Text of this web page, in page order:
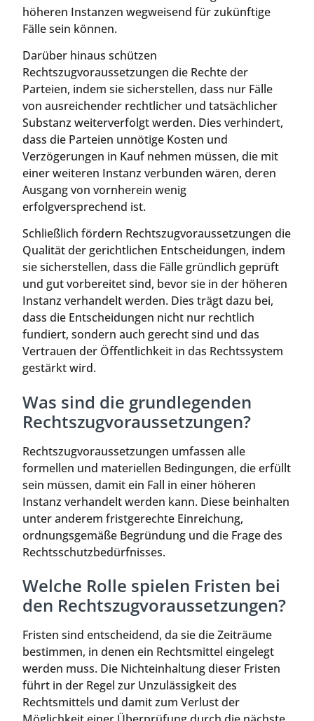
höheren Instanzen wegweisend für zukünftige
Fälle sein können.
Darüber hinaus schützen
Rechtszugvoraussetzungen die Rechte der
Parteien, indem sie sicherstellen, dass nur Fälle
von ausreichender rechtlicher und tatsächlicher
Substanz weiterverfolgt werden. Dies verhindert,
dass die Parteien unnötige Kosten und
Verzögerungen in Kauf nehmen müssen, die mit
einer weiteren Instanz verbunden wären, deren
Ausgang von vornherein wenig
erfolgversprechend ist.
Schließlich fördern Rechtszugvoraussetzungen die
Qualität der gerichtlichen Entscheidungen, indem
sie sicherstellen, dass die Fälle gründlich geprüft
und gut vorbereitet sind, bevor sie in der höheren
Instanz verhandelt werden. Dies trägt dazu bei,
dass die Entscheidungen nicht nur rechtlich
fundiert, sondern auch gerecht sind und das
Vertrauen der Öffentlichkeit in das Rechtssystem
gestärkt wird.
Was sind die grundlegenden
Rechtszugvoraussetzungen?
Rechtszugvoraussetzungen umfassen alle
formellen und materiellen Bedingungen, die erfüllt
sein müssen, damit ein Fall in einer höheren
Instanz verhandelt werden kann. Diese beinhalten
unter anderem fristgerechte Einreichung,
ordnungsgemäße Begründung und die Frage des
Rechtsschutzbedürfnisses.
Welche Rolle spielen Fristen bei
den Rechtszugvoraussetzungen?
Fristen sind entscheidend, da sie die Zeiträume
bestimmen, in denen ein Rechtsmittel eingelegt
werden muss. Die Nichteinhaltung dieser Fristen
führt in der Regel zur Unzulässigkeit des
Rechtsmittels und damit zum Verlust der